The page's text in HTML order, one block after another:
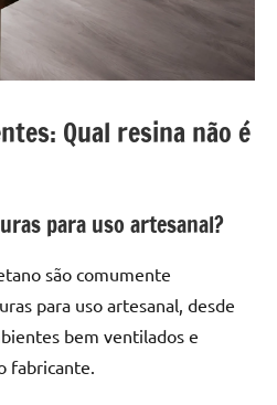
Qual resina não é
para uso artesanal?
são comumente
para uso artesanal, desde
bem ventilados e
fabricante.